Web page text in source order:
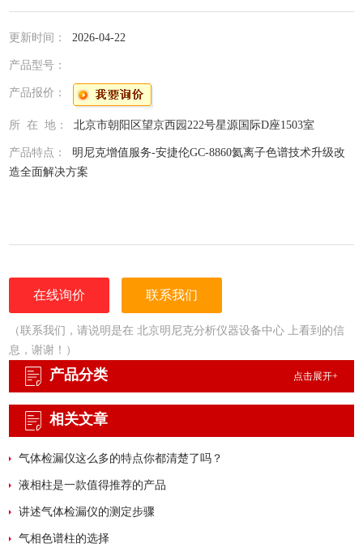
更新时间：2026-04-22
产品型号：
产品报价：
所 在 地：北京市朝阳区望京西园222号星源国际D座1503室
产品特点： 明尼克增值服务-安捷伦GC-8860氦离子色谱技术升级改
造全面解决方案
在线询价 联系我们
（联系我们，请说明是在 北京明尼克分析仪器设备中心 上看到的信
息，谢谢！）
产品分类 点击展开+
相关文章
气体检漏仪这么多的特点你都清楚了吗？
液相柱是一款值得推荐的产品
讲述气体检漏仪的测定步骤
气相色谱柱的选择